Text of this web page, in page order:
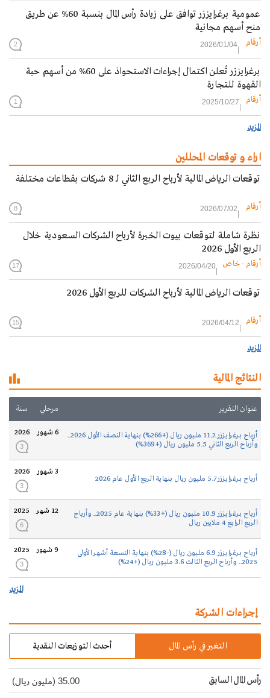
عمومية برغرايززر توافق على زيادة رأس المال بنسبة 60% عن طريق
منح أسهم مجانية
أرقام 2026/01/04
2
برغرايززر تُعلن اكتمال إجراءات الاستحواذ على 60% من أسهم حبة
القهوة للتجارة
أرقام 2025/10/27
1
المزيد
اراء و توقعات المحللين
توقعات الرياض المالية لأرباح الربع الثاني لـ 8 شركات بقطاعات مختلفة
أرقام 2026/07/02
8
نظرة شاملة لتوقعات بيوت الخبرة لأرباح الشركات السعودية خلال
الربع الأول 2026
أرقام - خاص 2026/04/20
17
توقعات الرياض المالية لأرباح الشركات للربع الأول 2026
أرقام 2026/04/12
15
المزيد
النتائج المالية
عنوان التقرير مرحلي سنة
أرباح برغرايززر 11.2 مليون ريال (+266%) بنهاية النصف الأول 2026..
وأرباح الربع الثاني 5.5 مليون ريال (+369%)
6 شهور 2026
3
أرباح برغرايززر 5.7 مليون ريال بنهاية الربع الأول عام 2026
3 شهور 2026
3
أرباح برغرايززر 10.9 مليون ريال (+33%) بنهاية عام 2025.. وأرباح
الربع الرابع 4 ملايين ريال
12 شهر 2025
6
أرباح برغرايززر 6.9 مليون ريال (-28%) بنهاية التسعة أشهر الأولى
2025.. وأرباح الربع الثالث 3.6 مليون ريال (+24%)
9 شهور 2025
3
المزيد
إجراءات الشركة
التغير في رأس المال أحدث التوزيعات النقدية
رأس المال السابق 35.00 (مليون ريال)